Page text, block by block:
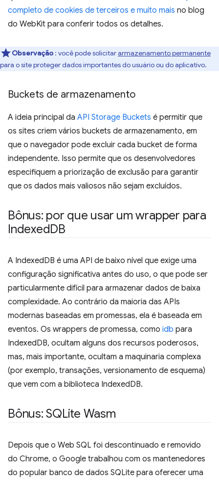
completo de cookies de terceiros e muito mais no blog
do WebKit para conferir todos os detalhes.
Observação : você pode solicitararmazenamento permanente
para o site proteger dados importantes do usuário ou do aplicativo.
Buckets de armazenamento
A ideia principal da API Storage Buckets é permitir que
os sites criem vários buckets de armazenamento, em
que o navegador pode excluir cada bucket de forma
independente. Isso permite que os desenvolvedores
especifiquem a priorização de exclusão para garantir
que os dados mais valiosos não sejam excluídos.
Bônus: por que usar um wrapper para
IndexedDB
A IndexedDB é uma API de baixo nível que exige uma
configuração significativa antes do uso, o que pode ser
particularmente difícil para armazenar dados de baixa
complexidade. Ao contrário da maioria das APIs
modernas baseadas em promessas, ela é baseada em
eventos. Os wrappers de promessa, como idb para
IndexedDB, ocultam alguns dos recursos poderosos,
mas, mais importante, ocultam a maquinaria complexa
(por exemplo, transações, versionamento de esquema)
que vem com a biblioteca IndexedDB.
Bônus: SQLite Wasm
Depois que o Web SQL foi descontinuado e removido
do Chrome, o Google trabalhou com os mantenedores
do popular banco de dados SQLite para oferecer uma